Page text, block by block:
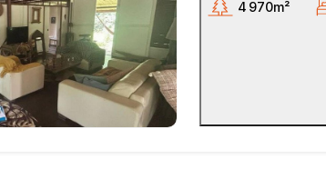
4 970m²